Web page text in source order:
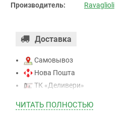
Производитель: Ravaglioli
Доставка
Самовывоз
Нова Пошта
ТК «Деливери»
ТК “Justin”
ЧИТАТЬ ПОЛНОСТЬЮ